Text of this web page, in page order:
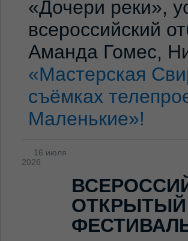
«Дочери реки»,
всероссийский
Аманда Гомес,
«Мастерская
съёмках
Маленькие»!
16 июля
2026
ОТКРЫТЫЙ